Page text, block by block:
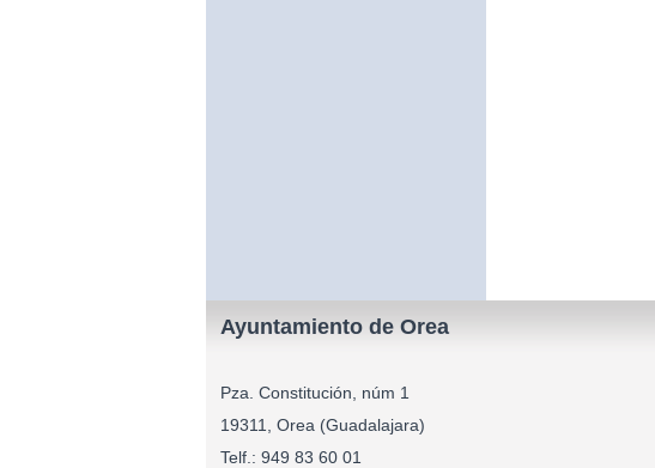
Ayuntamiento de Orea
Pza. Constitución, núm 1
19311, Orea (Guadalajara)
Telf.: 949 83 60 01